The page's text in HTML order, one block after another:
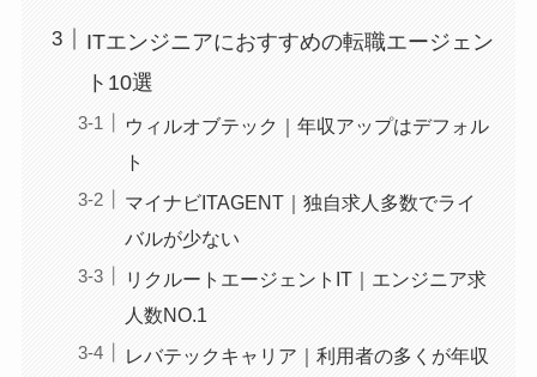
ITエンジニアにおすすめの転職エージェン
ト10選
ウィルオブテック｜年収アップはデフォル
ト
マイナビITAGENT｜独自求人多数でライ
バルが少ない
リクルートエージェントIT｜エンジニア求
人数NO.1
レバテックキャリア｜利用者の多くが年収